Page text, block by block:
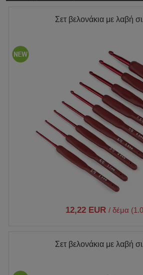
Σετ βελονάκια με λαβή
12,22 EUR / δέμα
Σετ βελονάκια με λαβή